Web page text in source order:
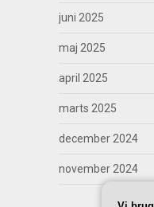
juni 2025
maj 2025
april 2025
marts 2025
december 2024
november 2024